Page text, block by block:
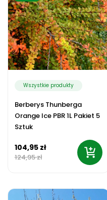
Wszystkie produkty
Berberys Thunberga
Orange Ice PBR 1L Pakiet 5
Sztuk
104,95 zł
124,95 zł